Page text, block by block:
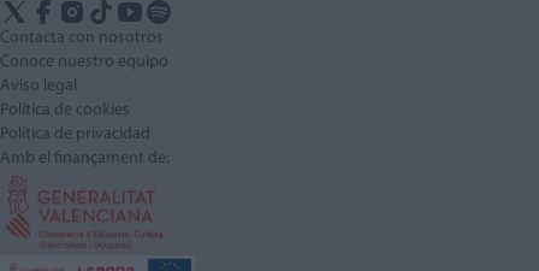
Contacta con nosotros
Conoce nuestro equipo
Aviso legal
Política de cookies
Política de privacidad
Amb el finançament de: